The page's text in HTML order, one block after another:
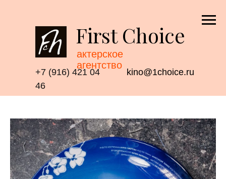
актерское
агентство
First Choice
+7 (916) 421 04
46
kino@1choice.ru